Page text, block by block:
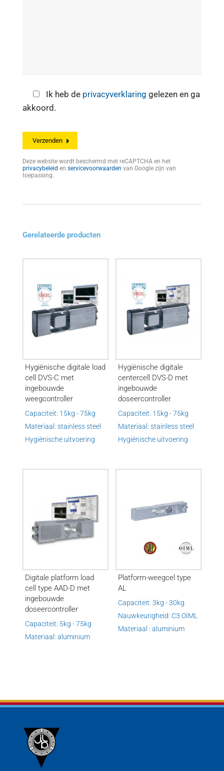
Ik heb de privacyverklaring gelezen en ga
akkoord.
Deze website wordt beschermd met reCAPTCHA en het
privacybeleid en servicevoorwaarden van Google zijn van
toepassing.
Gerelateerde producten
Hygiënische digitale load
cell DVS-C met
ingebouwde
weegcontroller
Capaciteit: 15kg - 75kg
Materiaal: stainless steel
Hygiënische uitvoering
Hygiënische digitale
centercell DVS-D met
ingebouwde
doseercontroller
Capaciteit: 15kg - 75kg
Materiaal: stainless steel
Hygiënische uitvoering
Digitale platform load
cell type AAD-D met
ingebouwde
doseercontroller
Capaciteit: 5kg - 75kg
Materiaal: aluminium
Platform-weegcel type
AL
Capaciteit: 3kg - 30kg
Nauwkeurigheid: C3 OIML
Materiaal : aluminium